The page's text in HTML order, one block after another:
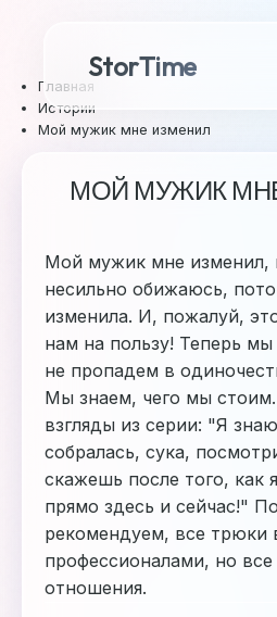
StorTime
Главная
Истории
Мой мужик мне изменил
МОЙ МУЖИК
Мой мужик мне изменил,
несильно обижаюсь,
изменила. И, пожалуй,
нам на пользу! Теперь
не пропадем в
Мы знаем, чего мы
взгляды из серии: "Я
собралась, сука,
скажешь после того, как
прямо здесь и сейчас!"
рекомендуем, все трюки
профессионалами, но
отношения.